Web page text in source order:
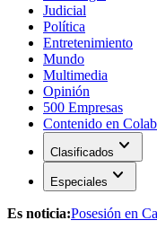
Judicial
Política
Entretenimiento
Mundo
Multimedia
Opinión
500 Empresas
Contenido en
Clasificados expand_more
Especiales expand_more
Es noticia:Posesión en